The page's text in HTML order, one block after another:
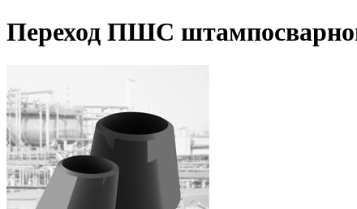
Переход ПШС